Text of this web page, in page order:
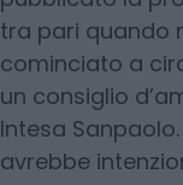
tra pari quando
cominciato a
un consiglio
Intesa
avrebbe